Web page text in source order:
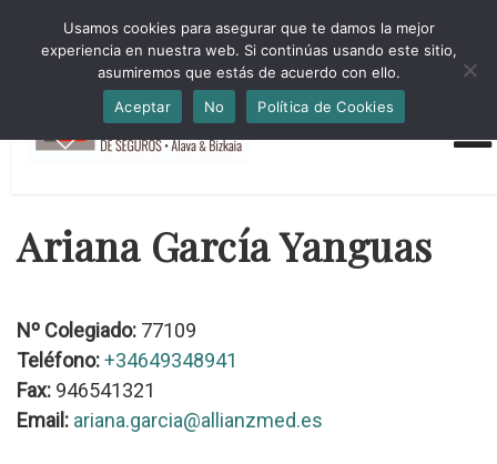
HORARIO INVIERNO Lun-Jue 09:00-16:30 Vier 9:00-14:00
administracion@cmsab.eus 94.442.43.43 Móvil y Whatsapp
688.889.170
Ariana García Yanguas
Nº Colegiado: 77109
Teléfono:+34649348941
Fax: 946541321
Email: ariana.garcia@allianzmed.es
Usamos cookies para asegurar que te damos la mejor
experiencia en nuestra web. Si continúas usando este sitio,
asumiremos que estás de acuerdo con ello.
Aceptar
No Política de Cookies